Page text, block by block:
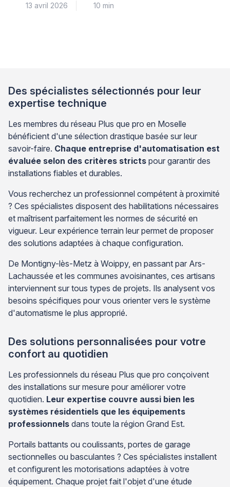
électrique, accessoires de sécurité ou moteur :
13 avril 2026 10 min
Des spécialistes sélectionnés pour leur
expertise technique
Les membres du réseau Plus que pro en Moselle
bénéficient d'une sélection drastique basée sur leur
savoir-faire. Chaque entreprise d'automatisation est
évaluée selon des critères stricts pour garantir des
installations fiables et durables.
Vous recherchez un professionnel compétent à proximité
? Ces spécialistes disposent des habilitations nécessaires
et maîtrisent parfaitement les normes de sécurité en
vigueur. Leur expérience terrain leur permet de proposer
des solutions adaptées à chaque configuration.
De Montigny-lès-Metz à Woippy, en passant par Ars-
Lachaussée et les communes avoisinantes, ces artisans
interviennent sur tous types de projets. Ils analysent vos
besoins spécifiques pour vous orienter vers le système
d'automatisme le plus approprié.
Des solutions personnalisées pour votre
confort au quotidien
Les professionnels du réseau Plus que pro conçoivent
des installations sur mesure pour améliorer votre
quotidien. Leur expertise couvre aussi bien les
systèmes résidentiels que les équipements
professionnels dans toute la région Grand Est.
Portails battants ou coulissants, portes de garage
sectionnelles ou basculantes ? Ces spécialistes installent
et configurent les motorisations adaptées à votre
équipement. Chaque projet fait l'objet d'une étude